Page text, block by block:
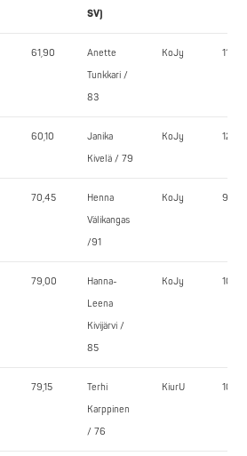
SV)
61,90
Anette
Tunkkari /
83
KoJy 110,0
60,10
Janika
Kivelä / 79
KoJy 127,5
70,45
Henna
Välikangas
/91
KoJy 90,0
79,00
Hanna-
Leena
Kivijärvi /
85
KoJy 105,0
79,15
Terhi
Karppinen
/ 76
KiurU 100,0